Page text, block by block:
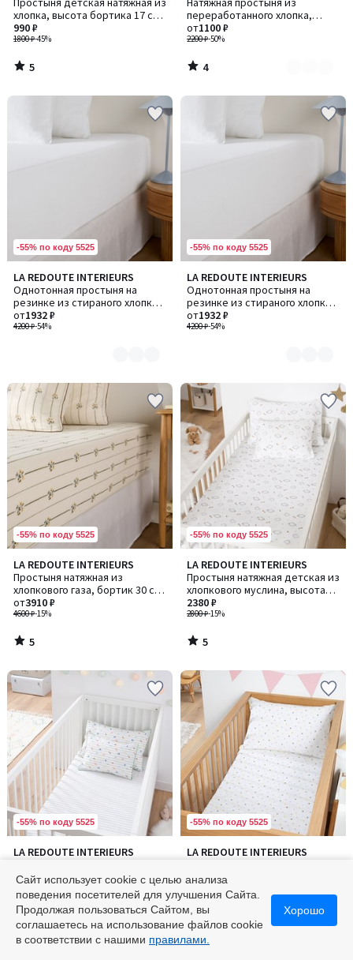
хлопка, высота бортика 17 см,
Panda Mania / Панда Мания
1800 ₽-45%
990 ₽
5
5
/
переработанного хлопка,
Scenario / Сценарио
2200 ₽-50%
от1100 ₽
5
цветов:
3
4
/
-55% по коду 5525
LA REDOUTE INTERIEURS
Однотонная простыня на
резинке из стираного хлопка,
высота борта 30 см, TIFLY /
ТИФЛИ
4200 ₽-54%
от1932 ₽
Количество
цветов:
3
-55% по коду 5525
LA REDOUTE INTERIEURS
Однотонная простыня на
резинке из стираного хлопка,
высота борта 30 см, ANNABA /
АННАБА
4200 ₽-54%
от1932 ₽
Количество
цветов:
4
-55% по коду 5525
LA REDOUTE INTERIEURS
Простыня натяжная из
хлопкового газа, бортик 30 см,
цветочный узор, RISETTI /
РИСЕТТИ
4600 ₽-15%
от3910 ₽
5
/
5
5
/
-55% по коду 5525
LA REDOUTE INTERIEURS
Простыня натяжная детская из
хлопкового муслина, высота
бортика 17 см, Nieva / Ниева
2800 ₽-15%
2380 ₽
5
/
5
5
/
-55% по коду 5525
LA REDOUTE INTERIEURS
хлопковой перкали с клапаном
17 см, Elliot / Эллиот
2800 ₽-49%
1428 ₽
5
5
5
5
-55% по коду 5525
LA REDOUTE INTERIEURS
новорожденного из
органического хлопка, бортик
17 см, набивной рисунок в
виде сердечек,
2800 ₽-54%
1288 ₽
Сайт использует cookie с целью анализа
поведения посетителей для улучшения Сайта.
Продолжая пользоваться Сайтом, вы
соглашаетесь на использование файлов cookie
в соответствии с нашими правилами.
Хорошо